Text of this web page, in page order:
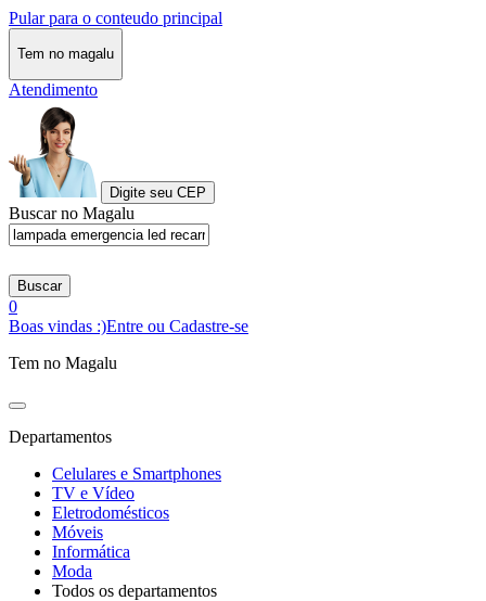
Pular para o conteudo principal
Tem no magalu
Atendimento
Digite seu CEP
Buscar no Magalu
Buscar
0
Boas vindas :)Entre ou Cadastre-se
Tem no Magalu
Departamentos
Celulares e Smartphones
TV e Vídeo
Eletrodomésticos
Móveis
Informática
Moda
Todos os departamentos